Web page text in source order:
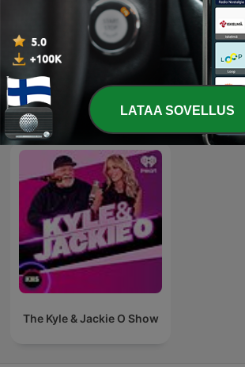
Näytä lisää jaksoja
KIIS 106.5 FM-podcastit
The Kyle & Jackie O Show
LATAA SOVELLUS